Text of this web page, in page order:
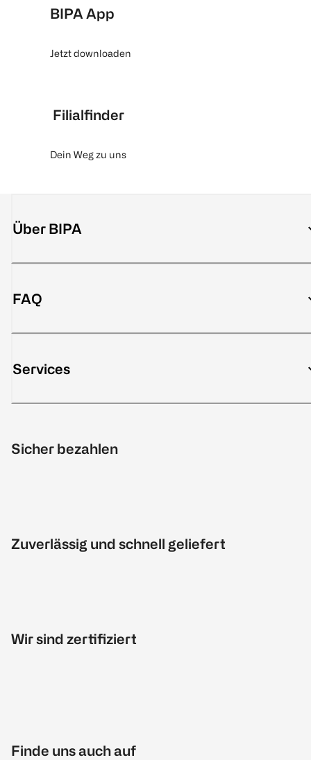
BIPA App
Jetzt downloaden
Filialfinder
Dein Weg zu uns
Über BIPA
FAQ
Services
Sicher bezahlen
Zuverlässig und schnell geliefert
Wir sind zertifiziert
Finde uns auch auf